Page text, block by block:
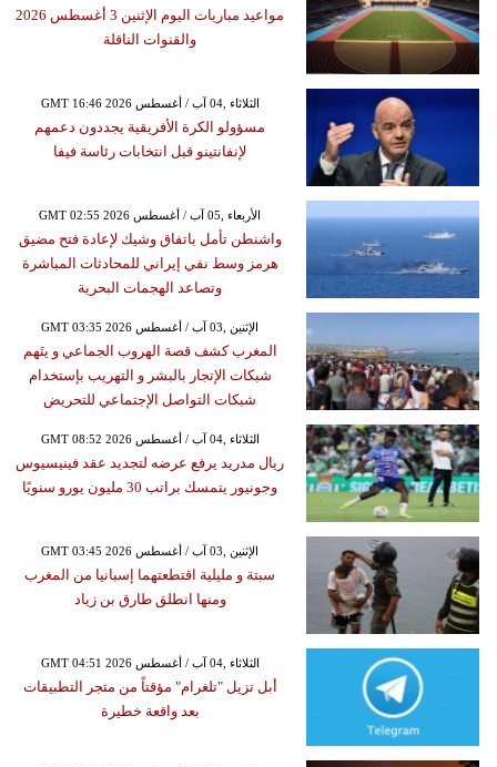
مواعيد مباريات اليوم الإثنين 3 أغسطس 2026
والقنوات الناقلة
GMT 16:46 2026 الثلاثاء ,04 آب / أغسطس
مسؤولو الكرة الأفريقية يجددون دعمهم
لإنفانتينو قبل انتخابات رئاسة فيفا
GMT 02:55 2026 الأربعاء ,05 آب / أغسطس
واشنطن تأمل باتفاق وشيك لإعادة فتح مضيق
هرمز وسط نفي إيراني للمحادثات المباشرة
وتصاعد الهجمات البحرية
GMT 03:35 2026 الإثنين ,03 آب / أغسطس
المغرب كشف قصة الهروب الجماعي و يتَهم
شبكات الإتجار بالبشر و التهريب بإستخدام
شبكات التواصل الإجتماعي للتحريض
GMT 08:52 2026 الثلاثاء ,04 آب / أغسطس
ريال مدريد يرفع عرضه لتجديد عقد فينيسيوس
وجونيور يتمسك براتب 30 مليون يورو سنويًا
GMT 03:45 2026 الإثنين ,03 آب / أغسطس
سبتة و مليلية اقتطعتهما إسبانيا من المغرب
ومنها انطلق طارق بن زياد
GMT 04:51 2026 الثلاثاء ,04 آب / أغسطس
أبل تزيل "تلغرام" مؤقتاً من متجر التطبيقات
بعد واقعة خطيرة